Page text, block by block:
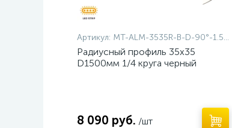
Артикул: MT-ALM-3535R-B-D-90°-1.5M
Радиусный профиль 35x35
D1500мм 1/4 круга черный
8 090 руб. /шт